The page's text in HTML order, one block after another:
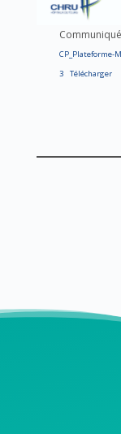
CP_Plateforme-
3
Télécharger